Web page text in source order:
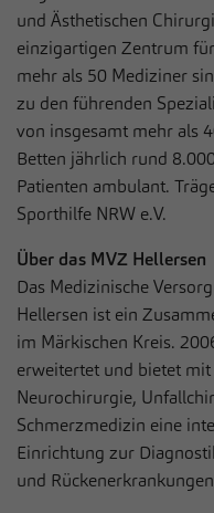
und Ästhetischen
einzigartigen Zentrum
mehr als 50 Mediziner
zu den führenden
von insgesamt mehr als
Betten jährlich rund
Patienten ambulant.
Sporthilfe NRW e.V.
Über das MVZ Hellersen
Das Medizinische
Hellersen ist ein
im Märkischen Kreis.
erweitertet und bietet
Neurochirurgie,
Schmerzmedizin eine
Einrichtung zur
und